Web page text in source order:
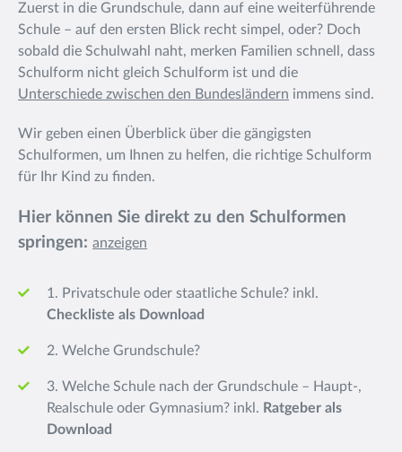
Zuerst in die Grundschule, dann auf eine weiterführende
Schule – auf den ersten Blick recht simpel, oder? Doch
sobald die Schulwahl naht, merken Familien schnell, dass
Schulform nicht gleich Schulform ist und die
Unterschiede zwischen den Bundesländern immens sind.
Wir geben einen Überblick über die gängigsten
Schulformen, um Ihnen zu helfen, die richtige Schulform
für Ihr Kind zu finden.
Hier können Sie direkt zu den Schulformen
springen: anzeigen
1. Privatschule oder staatliche Schule? inkl.
Checkliste als Download
2. Welche Grundschule?
3. Welche Schule nach der Grundschule – Haupt-,
Realschule oder Gymnasium? inkl. Ratgeber als
Download